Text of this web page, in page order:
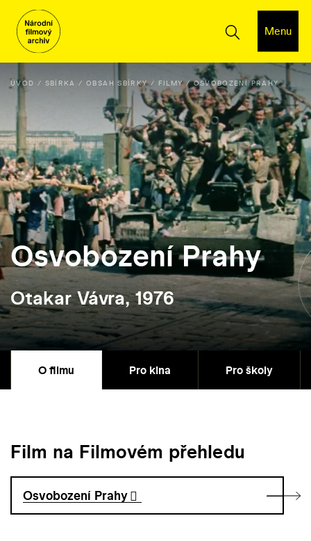
Menu
ÚVOD SBÍRKA OBSAH SBÍRKY FILMY OSVOBOZENÍ PRAHY
Osvobození Prahy
Otakar Vávra, 1976
O filmu Pro kina Pro školy
Film na Filmovém přehledu
Osvobození Prahy